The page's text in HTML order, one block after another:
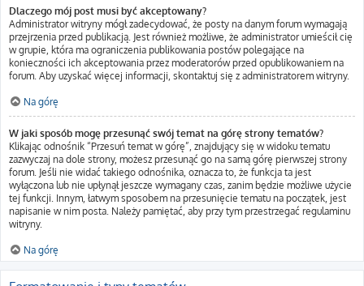
Dlaczego mój post musi być akceptowany?
Administrator witryny mógł zadecydować, że posty na danym forum wymagają
przejrzenia przed publikacją. Jest również możliwe, że administrator umieścił cię
w grupie, która ma ograniczenia publikowania postów polegające na
konieczności ich akceptowania przez moderatorów przed opublikowaniem na
forum. Aby uzyskać więcej informacji, skontaktuj się z administratorem witryny.
Na górę
W jaki sposób mogę przesunąć swój temat na górę strony tematów?
Klikając odnośnik “Przesuń temat w górę”, znajdujący się w widoku tematu
zazwyczaj na dole strony, możesz przesunąć go na samą górę pierwszej strony
forum. Jeśli nie widać takiego odnośnika, oznacza to, że funkcja ta jest
wyłączona lub nie upłynął jeszcze wymagany czas, zanim będzie możliwe użycie
tej funkcji. Innym, łatwym sposobem na przesunięcie tematu na początek, jest
napisanie w nim posta. Należy pamiętać, aby przy tym przestrzegać regulaminu
witryny.
Na górę